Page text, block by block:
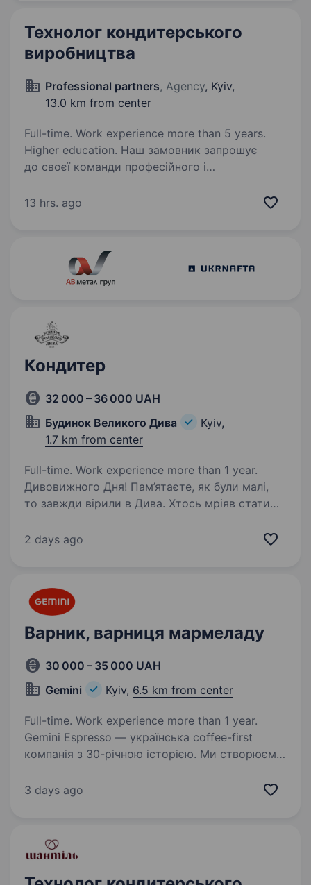
Технолог кондитерського
виробництва
Professional partners, Agency, Kyiv,
13.0 km from center
Full-time. Work experience more than 5 years.
Higher education. Наш замовник запрошує
до своєї команди професійного і
виробництва, який відповідатиме
професійних…
13 hrs. ago
Кондитер
32 000 – 36 000 UAH
Будинок Великого Дива
Kyiv,
1.7 km from center
Full-time. Work experience more than 1 year.
Дивовижного Дня! Пам’ятаєте, як були малі,
то завжди вірили в Дива. Хтось мріяв стати
а інші хотіли, щоб від поцілунку чарівного
2 days ago
Варник, варниця мармеладу
30 000 – 35 000 UAH
Gemini
Kyiv, 6.5 km from center
Full-time. Work experience more than 1 year.
Gemini Espresso — українська coffee-first
компанія з 30-річною історією. Ми створюємо
якісного продукту в Україні. Забезпечуємо
3 days ago